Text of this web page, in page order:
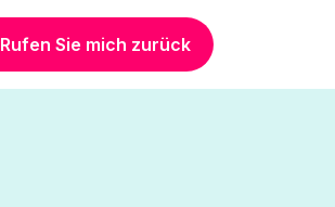
Rufen Sie mich zurück